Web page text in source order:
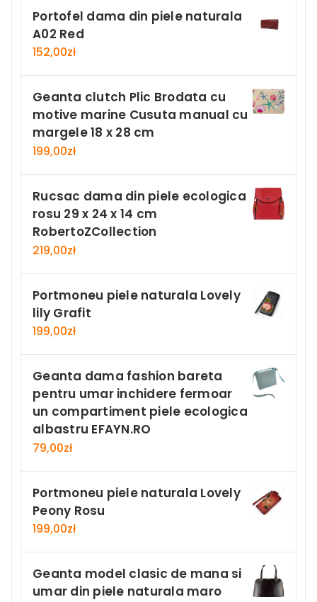
Portofel dama din piele naturala
A02 Red
152,00zł
Geanta clutch Plic Brodata cu
motive marine Cusuta manual cu
margele 18 x 28 cm
199,00zł
Rucsac dama din piele ecologica
rosu 29 x 24 x 14 cm
RobertoZCollection
219,00zł
Portmoneu piele naturala Lovely
lily Grafit
199,00zł
Geanta dama fashion bareta
pentru umar inchidere fermoar
un compartiment piele ecologica
albastru EFAYN.RO
79,00zł
Portmoneu piele naturala Lovely
Peony Rosu
199,00zł
Geanta model clasic de mana si
umar din piele naturala maro